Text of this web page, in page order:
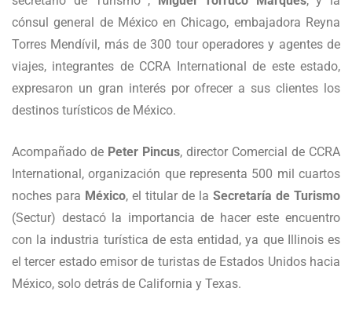
cónsul general de México en Chicago, embajadora Reyna
Torres Mendívil, más de 300 tour operadores y agentes de
viajes, integrantes de CCRA International de este estado,
expresaron un gran interés por ofrecer a sus clientes los
destinos turísticos de México.
Acompañado de Peter Pincus, director Comercial de CCRA
International, organización que representa 500 mil cuartos
noches para México, el titular de la Secretaría de Turismo
(Sectur) destacó la importancia de hacer este encuentro
con la industria turística de esta entidad, ya que Illinois es
el tercer estado emisor de turistas de Estados Unidos hacia
México, solo detrás de California y Texas.